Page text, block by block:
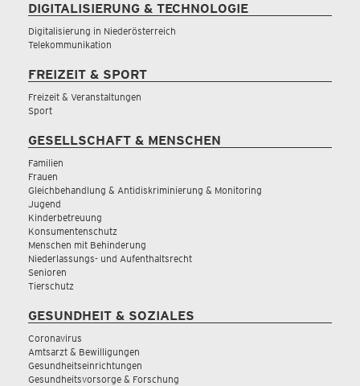
DIGITALISIERUNG & TECHNOLOGIE
Digitalisierung in Niederösterreich
Telekommunikation
FREIZEIT & SPORT
Freizeit & Veranstaltungen
Sport
GESELLSCHAFT & MENSCHEN
Familien
Frauen
Gleichbehandlung & Antidiskriminierung & Monitoring
Jugend
Kinderbetreuung
Konsumentenschutz
Menschen mit Behinderung
Niederlassungs- und Aufenthaltsrecht
Senioren
Tierschutz
GESUNDHEIT & SOZIALES
Coronavirus
Amtsarzt & Bewilligungen
Gesundheitseinrichtungen
Gesundheitsvorsorge & Forschung